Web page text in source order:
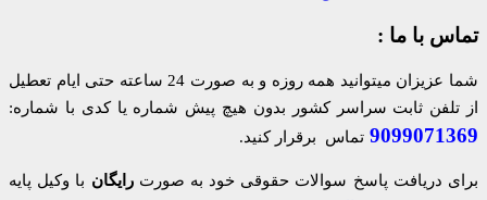
تماس با ما :
شما عزیزان میتوانید همه روزه و به صورت 24 ساعته حتی ایام تعطیل
از تلفن ثابت سراسر کشور بدون هیچ پیش شماره یا کدی با شماره:
9099071369 تماس برقرار کنید.
برای دریافت پاسخ سوالات حقوقی خود به صورت رایگان با وکیل پایه